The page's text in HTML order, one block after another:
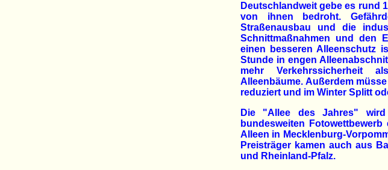
Deutschlandweit gebe es rund
von ihnen bedroht.
Straßenausbau und die
Schnittmaßnahmen und den
einen besseren Alleenschutz
Stunde in engen
mehr Verkehrssicherheit
Alleenbäume. Außerdem
reduziert und im Winter Splitt
Die "Allee des Jahres"
bundesweiten
Alleen in Mecklenburg-
Preisträger kamen auch aus
und Rheinland-Pfalz.